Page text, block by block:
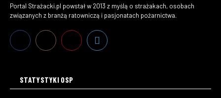
Portal Strażacki.pl powstał w 2013 z myślą o strażakach, osobach
związanych z branżą ratowniczą i pasjonatach pożarnictwa.
STATYSTYKI OSP